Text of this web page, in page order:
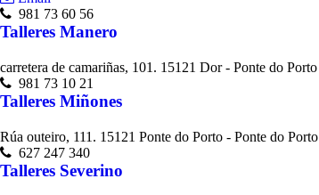
981 73 60 56
Talleres Manero
carretera de camariñas, 101. 15121 Dor - Ponte do Porto
981 73 10 21
Talleres Miñones
Rúa outeiro, 111. 15121 Ponte do Porto - Ponte do Porto
627 247 340
Talleres Severino